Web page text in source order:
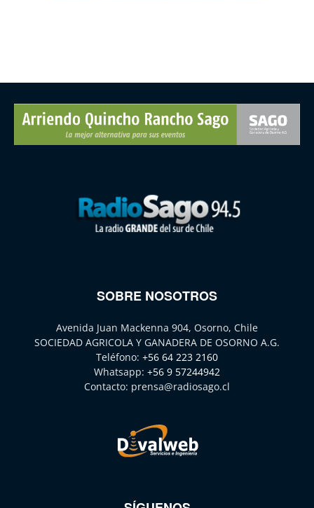
SOBRE NOSOTROS
Avenida Juan Mackenna 904, Osorno, Chile
SOCIEDAD AGRICOLA Y GANADERA DE OSORNO A.G.
Teléfono: +56 64 223 2160
Whatsapp: +56 9 57244942
Contacto: prensa@radiosago.cl